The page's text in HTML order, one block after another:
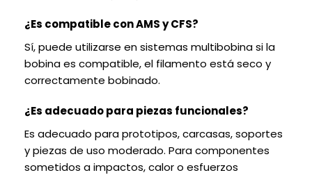
¿Es compatible con AMS y CFS?
Sí, puede utilizarse en sistemas multibobina si la
bobina es compatible, el filamento está seco y
correctamente bobinado.
¿Es adecuado para piezas funcionales?
Es adecuado para prototipos, carcasas, soportes
y piezas de uso moderado. Para componentes
sometidos a impactos, calor o esfuerzos